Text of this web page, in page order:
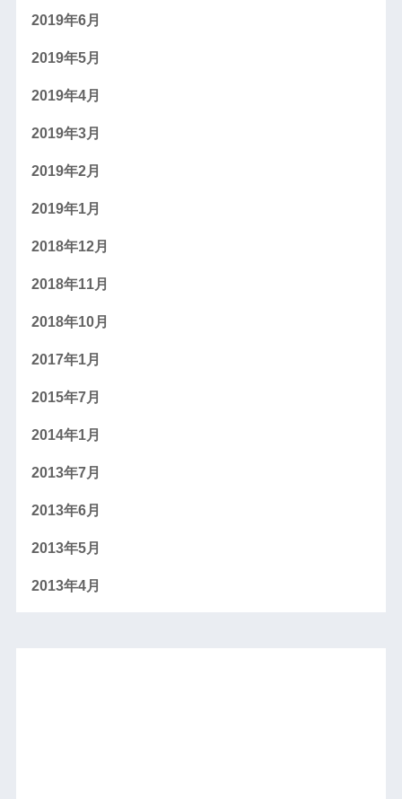
2019年6月
2019年5月
2019年4月
2019年3月
2019年2月
2019年1月
2018年12月
2018年11月
2018年10月
2017年1月
2015年7月
2014年1月
2013年7月
2013年6月
2013年5月
2013年4月